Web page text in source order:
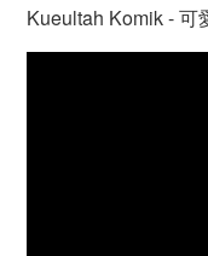
Kueultah Komik - 可